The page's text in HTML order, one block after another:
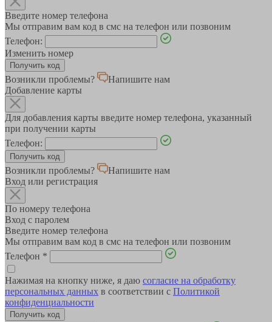
Введите номер телефона
Мы отправим вам код в смс на телефон или позвоним
Телефон:
Изменить номер
Возникли проблемы?
Напишите нам
Добавление карты
Для добавления карты введите номер телефона, указанный
при получении карты
Телефон:
Возникли проблемы?
Напишите нам
Вход или регистрация
По номеру телефона
Вход с паролем
Введите номер телефона
Мы отправим вам код в смс на телефон или позвоним
Телефон *
Нажимая на кнопку ниже, я даю согласие на обработку
персональных данных в соответствии с Политикой
конфиденциальности